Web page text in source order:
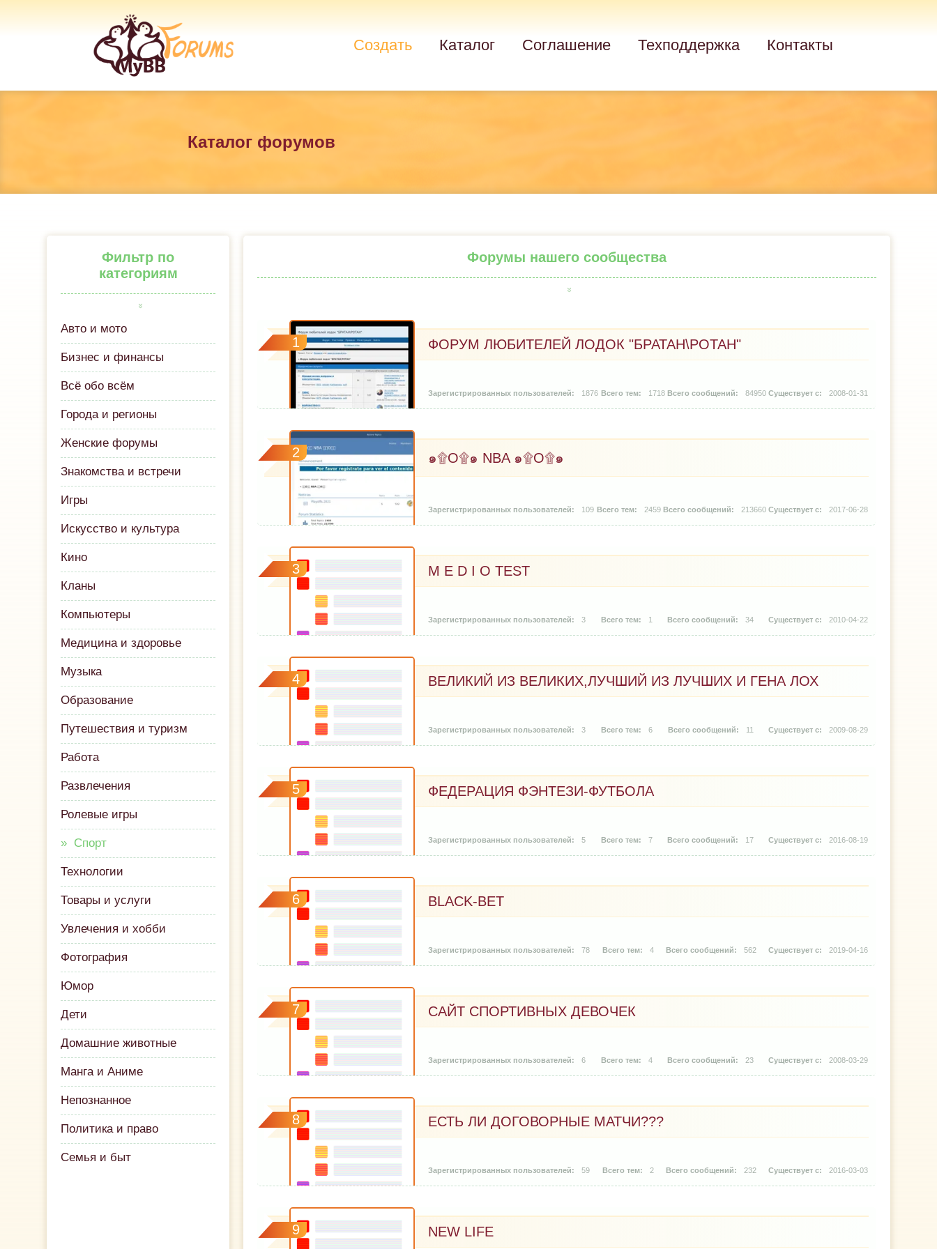
Создать Каталог Соглашение Техподдержка Контакты
Каталог форумов
Фильтр по
категориям
Авто и мото
Бизнес и финансы
Всё обо всём
Города и регионы
Женские форумы
Знакомства и встречи
Игры
Искусство и культура
Кино
Кланы
Компьютеры
Медицина и здоровье
Музыка
Образование
Путешествия и туризм
Работа
Развлечения
Ролевые игры
Спорт
Технологии
Товары и услуги
Увлечения и хобби
Фотография
Юмор
Дети
Домашние животные
Манга и Аниме
Непознанное
Политика и право
Семья и быт
Форумы нашего сообщества
1 ФОРУМ ЛЮБИТЕЛЕЙ ЛОДОК "БРАТАН\РОТАН"
1876 1718 84950 2008-01-31
2 ๑۩O۩๑ NBA ๑۩O۩๑
109 2459 213660 2017-06-28
3 M E D I O TEST
3 1 34 2010-04-22
4 ВЕЛИКИЙ ИЗ ВЕЛИКИХ,ЛУЧШИЙ ИЗ ЛУЧШИХ И ГЕНА ЛОХ
3 6 11 2009-08-29
5 ФЕДЕРАЦИЯ ФЭНТЕЗИ-ФУТБОЛА
5 7 17 2016-08-19
6 BLACK-BET
78 4 562 2019-04-16
7 САЙТ СПОРТИВНЫХ ДЕВОЧЕК
6 4 23 2008-03-29
8 ЕСТЬ ЛИ ДОГОВОРНЫЕ МАТЧИ???
59 2 232 2016-03-03
9 NEW LIFE